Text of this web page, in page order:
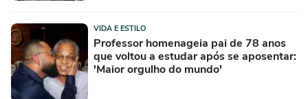
VIDA E ESTILO
Professor homenageia pai de 78 anos
que voltou a estudar após se aposentar:
'Maior orgulho do mundo'